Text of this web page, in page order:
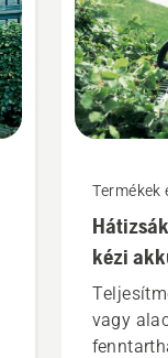
Termékek
kézi
vagy